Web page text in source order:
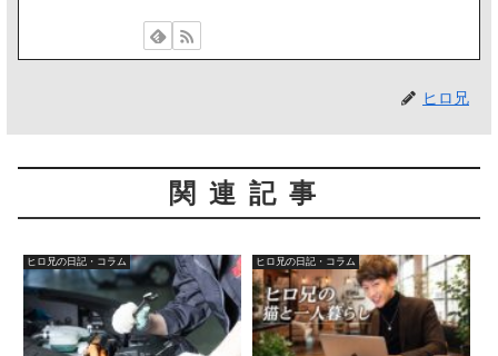
ヒロ兄
関連記事
ヒロ兄の日記・コラム ヒロ兄の日記・コラム